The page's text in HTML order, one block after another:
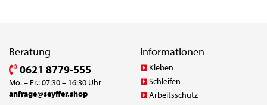
Beratung
0621 8779-555
Mo. – Fr.: 07:30 – 16:30 Uhr
anfrage@seyffer.shop
Informationen
Kleben
Schleifen
Arbeitsschutz